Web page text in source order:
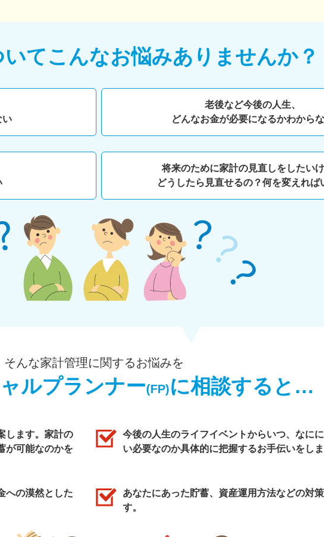
てこんなお悩みありませんか？
い
老後など今後の人生、
どんなお金が必要になるかわから
将来のために家計の見直しをしたい
どうしたら見直せるの？何を変えれば
そんな家計管理に関するお悩みを
ルプランナー(FP)に相談すると…
します。家計の
が可能なのかを
今後の人生のライフイベントからいつ、なに
い必要なのか具体的に把握するお手伝いをし
への漠然とした
あなたにあった貯蓄、資産運用方法などの対
す。